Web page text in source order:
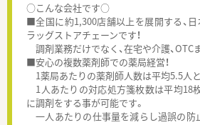
○こんな会社です○
■全国に約1,300店舗以上を展開する、
ラッグストアチェーンです！
調剤業務だけでなく、在宅や介護、OTC
■安心の複数薬剤師での薬局経営！
1薬局あたりの薬剤師人数は平均5.5人
1人あたりの対応処方箋枚数は平均18
に調剤をする事が可能です。
一人あたりの仕事量を減らし過誤の防